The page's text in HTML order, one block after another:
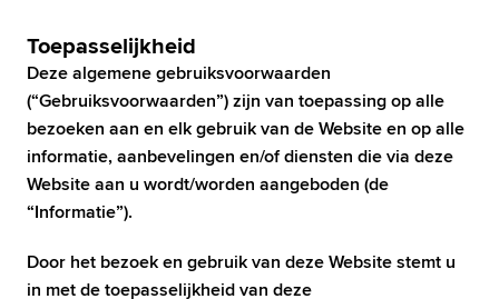
Toepasselijkheid
Deze algemene gebruiksvoorwaarden
(“Gebruiksvoorwaarden”) zijn van toepassing op alle
bezoeken aan en elk gebruik van de Website en op alle
informatie, aanbevelingen en/of diensten die via deze
Website aan u wordt/worden aangeboden (de
“Informatie”).
Door het bezoek en gebruik van deze Website stemt u
in met de toepasselijkheid van deze